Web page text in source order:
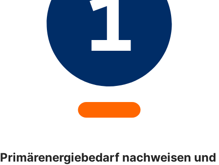
Primärenergiebedarf nachweisen und